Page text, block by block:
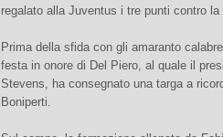
regalato alla Juventus i tre punti contro la
Prima della sfida con gli amaranto
festa in onore di Del Piero, al quale il
Stevens, ha consegnato una targa a
Boniperti.